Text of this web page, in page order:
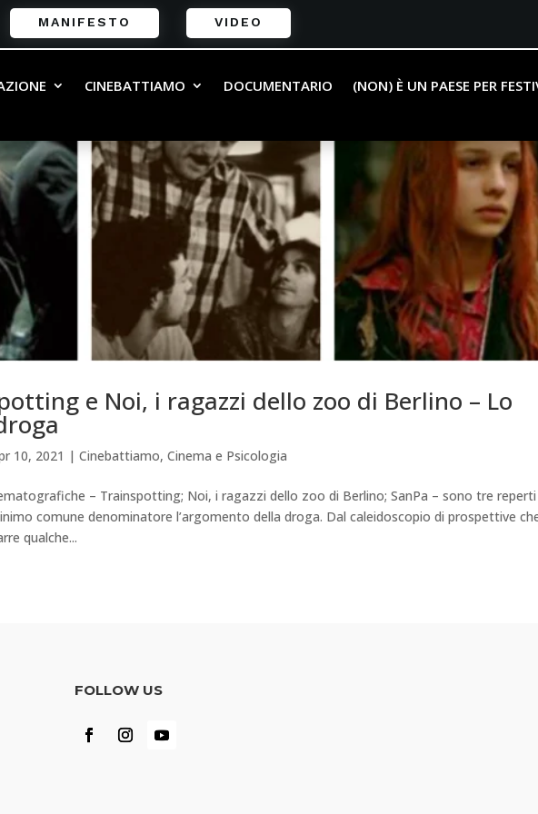
MANIFESTO VIDEO
CINEBATTIAMO DOCUMENTARIO (NON) È UN PAESE PER
e Noi, i ragazzi dello zoo di Berlino – Lo
10, 2021 |Cinebattiamo,Cinema e Psicologia
– Trainspotting; Noi, i ragazzi dello zoo di Berlino; SanPa – sono tre reperti
comune denominatore l’argomento della droga. Dal caleidoscopio di prospettive
qualche...
FOLLOW US